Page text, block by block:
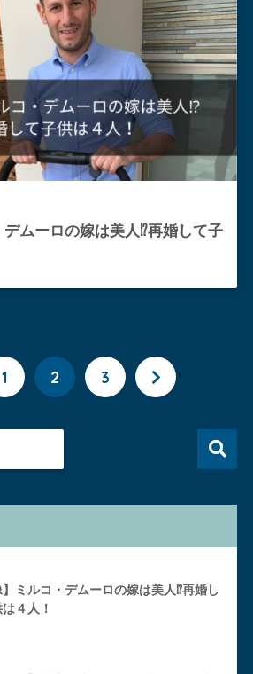
デムーロの嫁は美人⁉︎再婚して子
1 2 3
】ミルコ・デムーロの嫁は美人⁉︎再婚し
４人！